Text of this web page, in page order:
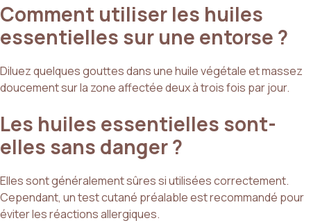
Comment utiliser les huiles
essentielles sur une entorse ?
Diluez quelques gouttes dans une huile végétale et massez
doucement sur la zone affectée deux à trois fois par jour.
Les huiles essentielles sont-
elles sans danger ?
Elles sont généralement sûres si utilisées correctement.
Cependant, un test cutané préalable est recommandé pour
éviter les réactions allergiques.